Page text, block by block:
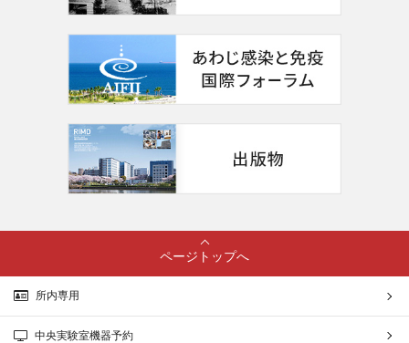
ページトップへ
所内専用
中央実験室機器予約